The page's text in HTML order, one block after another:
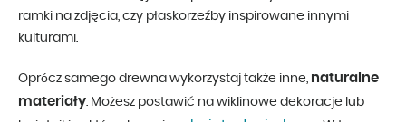
ramki na zdjęcia, czy płaskorzeźby inspirowane innymi
kulturami.
Oprócz samego drewna wykorzystaj także inne, naturalne
materiały. Możesz postawić na wiklinowe dekoracje lub